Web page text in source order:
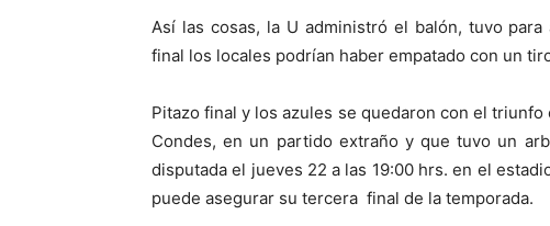
Así las cosas, la U administró el balón, tuvo
final los locales podrían haber empatado con un
Pitazo final y los azules se quedaron con el
Condes, en un partido extraño y que tuvo un
disputada el jueves 22 a las 19:00 hrs. en el
puede asegurar su tercera final de la temporada.